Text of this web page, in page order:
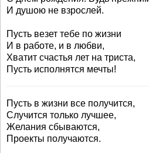
И душою не взрослей.
Пусть везет тебе по жизни
И в работе, и в любви,
Хватит счастья лет на триста,
Пусть исполнятся мечты!
Пусть в жизни все получится,
Случится только лучшее,
Желания сбываются,
Проекты получаются.